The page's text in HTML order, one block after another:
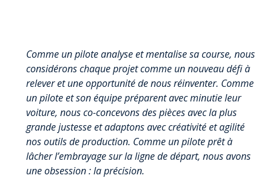
Comme un pilote analyse et mentalise sa course, nous
considérons chaque projet comme un nouveau défi à
relever et une opportunité de nous réinventer. Comme
un pilote et son équipe préparent avec minutie leur
voiture, nous co-concevons des pièces avec la plus
grande justesse et adaptons avec créativité et agilité
nos outils de production. Comme un pilote prêt à
lâcher l’embrayage sur la ligne de départ, nous avons
une obsession : la précision.